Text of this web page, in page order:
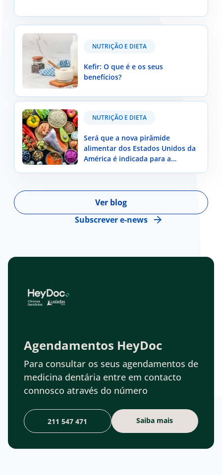
por um médico reumatologista.
NUTRIÇÃO E DIETA
Kefir: O que é e os seus
benefícios?
Kefir: O que é e os seus benefícios?
NUTRIÇÃO E DIETA
Será que a nova pirâmide
alimentar dos Estados Unidos da
América é indicada para a
Será que a nova pirâmide alimentar dos Estados
Unidos da América é indicada para a população
portuguesa?
Subscrever e-news
Ver blog
Agendamentos HeyDoc
Para consultar os seus agendamentos de
medicina dentária entre em contacto
connosco através do número
211 547 471 Saiba mais